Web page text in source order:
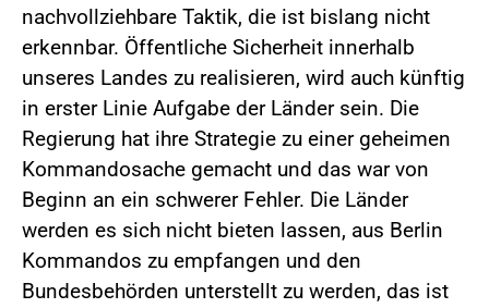
nachvollziehbare Taktik, die ist bislang nicht
erkennbar. Öffentliche Sicherheit innerhalb
unseres Landes zu realisieren, wird auch künftig
in erster Linie Aufgabe der Länder sein. Die
Regierung hat ihre Strategie zu einer geheimen
Kommandosache gemacht und das war von
Beginn an ein schwerer Fehler. Die Länder
werden es sich nicht bieten lassen, aus Berlin
Kommandos zu empfangen und den
Bundesbehörden unterstellt zu werden, das ist